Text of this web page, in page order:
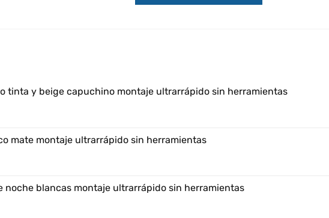
tinta y beige capuchino montaje ultrarrápido sin herramientas
mate montaje ultrarrápido sin herramientas
noche blancas montaje ultrarrápido sin herramientas